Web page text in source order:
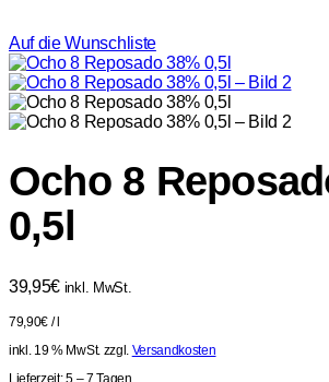
Auf die Wunschliste
Ocho 8
0,5l
39,95€ inkl. MwSt.
79,90€ /l
inkl. 19 % MwSt. zzgl. Versandkosten
Lieferzeit:5 – 7 Tagen